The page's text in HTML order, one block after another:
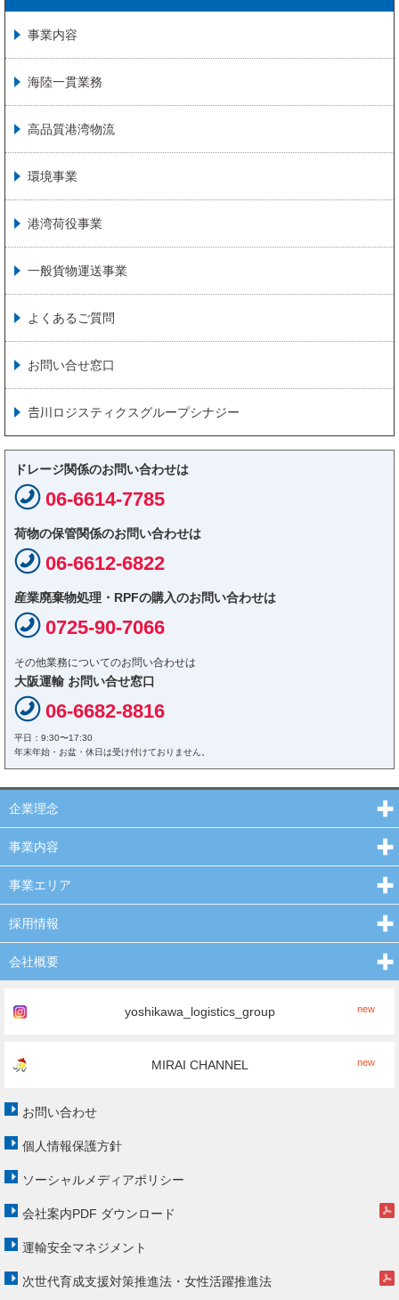
事業内容
海陸一貫業務
高品質港湾物流
環境事業
港湾荷役事業
一般貨物運送事業
よくあるご質問
お問い合せ窓口
𠮷川ロジスティクスグループシナジー
ドレージ関係のお問い合わせは
06-6614-7785
荷物の保管関係のお問い合わせは
06-6612-6822
産業廃棄物処理・RPFの購入のお問い合わせは
0725-90-7066
その他業務についてのお問い合わせは
大阪運輸 お問い合せ窓口
06-6682-8816
平日：9:30〜17:30
年末年始・お盆・休日は受け付けておりません。
企業理念
事業内容
事業エリア
採用情報
会社概要
yoshikawa_logistics_group new
MIRAI CHANNEL new
お問い合わせ
個人情報保護方針
ソーシャルメディアポリシー
会社案内PDF ダウンロード
運輸安全マネジメント
次世代育成支援対策推進法・女性活躍推進法